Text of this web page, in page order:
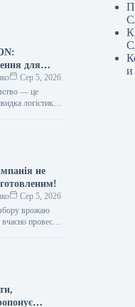
для
Сер 5, 2026
— це
логістика.
з
не
Сер 5, 2026
врожаю
провести
планового
и